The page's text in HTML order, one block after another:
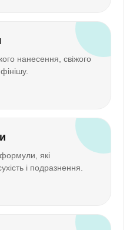
нанесення, свіжого
які
і подразнення.